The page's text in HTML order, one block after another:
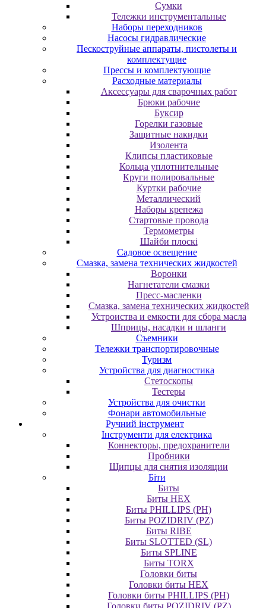
Сумки
Тележки инструментальные
Наборы переходников
Насосы гидравлические
Пескоструйные аппараты, пистолеты и
комплектущие
Прессы и комплектующие
Расходные материалы
Аксессуары для сварочных работ
Брюки рабочие
Буксир
Горелки газовые
Защитные накидки
Изолента
Клипсы пластиковые
Кольца уплотнительные
Круги полировальные
Куртки рабочие
Металлический
Наборы крепежа
Стартовые провода
Термометры
Шайби плоскі
Садовое освещение
Смазка, замена технических жидкостей
Воронки
Нагнетатели смазки
Пресс-масленки
Смазка, замена технических жидкостей
Устроиства и емкости для сбора масла
Шприцы, насадки и шланги
Съемники
Тележки транспортировочные
Туризм
Устройства для диагностика
Стетоскопы
Тестеры
Устройства для очистки
Фонари автомобильные
Ручний інструмент
Інструменти для електрика
Коннекторы, предохранители
Пробники
Щипцы для снятия изоляции
Біти
Биты
Биты HEX
Биты PHILLIPS (PH)
Биты POZIDRIV (PZ)
Биты RIBE
Биты SLOTTED (SL)
Биты SPLINE
Биты TORX
Головки биты
Головки биты HEX
Головки биты PHILLIPS (PH)
Головки биты POZIDRIV (PZ)